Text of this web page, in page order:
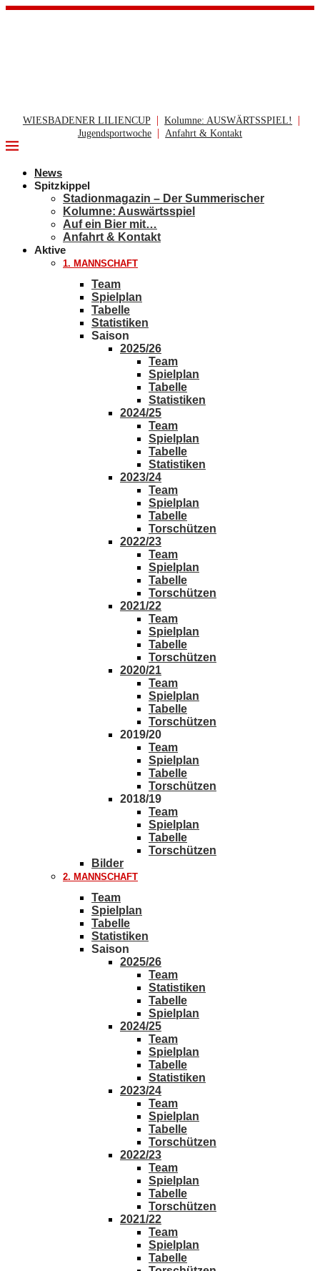
WIESBADENER LILIENCUP | Kolumne: AUSWÄRTSSPIEL! |
Jugendsportwoche | Anfahrt & Kontakt
News
Spitzkippel
Stadionmagazin – Der Summerischer
Kolumne: Auswärtsspiel
Auf ein Bier mit…
Anfahrt & Kontakt
Aktive
1. MANNSCHAFT
Team
Spielplan
Tabelle
Statistiken
Saison
2025/26
Team
Spielplan
Tabelle
Statistiken
2024/25
Team
Spielplan
Tabelle
Statistiken
2023/24
Team
Spielplan
Tabelle
Torschützen
2022/23
Team
Spielplan
Tabelle
Torschützen
2021/22
Team
Spielplan
Tabelle
Torschützen
2020/21
Team
Spielplan
Tabelle
Torschützen
2019/20
Team
Spielplan
Tabelle
Torschützen
2018/19
Team
Spielplan
Tabelle
Torschützen
Bilder
2. MANNSCHAFT
Team
Spielplan
Tabelle
Statistiken
Saison
2025/26
Team
Statistiken
Tabelle
Spielplan
2024/25
Team
Spielplan
Tabelle
Statistiken
2023/24
Team
Spielplan
Tabelle
Torschützen
2022/23
Team
Spielplan
Tabelle
Torschützen
2021/22
Team
Spielplan
Tabelle